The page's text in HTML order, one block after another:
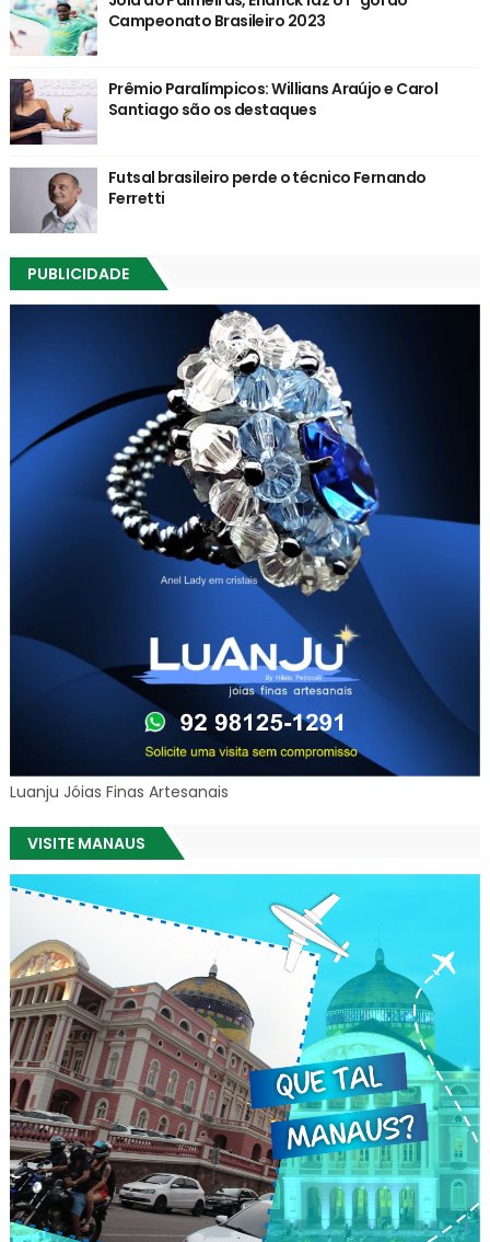
Campeonato Brasileiro 2023
Prêmio Paralímpicos: Willians Araújo e Carol
Santiago são os destaques
Futsal brasileiro perde o técnico Fernando
Ferretti
PUBLICIDADE
Luanju Jóias Finas Artesanais
VISITE MANAUS